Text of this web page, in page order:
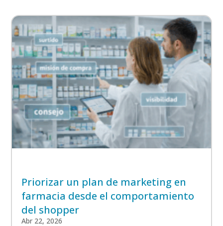
Priorizar un plan de marketing en
farmacia desde el comportamiento
del shopper
Abr 22, 2026